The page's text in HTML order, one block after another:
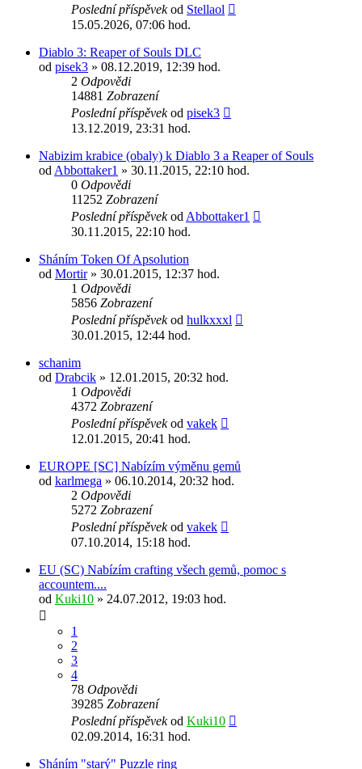
Poslední příspěvekod Stellaol
15.05.2026, 07:06 hod.
Diablo 3: Reaper of Souls DLC
od pisek3 » 08.12.2019, 12:39 hod.
2 Odpovědi
14881 Zobrazení
Poslední příspěvekod pisek3
13.12.2019, 23:31 hod.
Nabizim krabice (obaly) k Diablo 3 a Reaper of Souls
od Abbottaker1 » 30.11.2015, 22:10 hod.
0 Odpovědi
11252 Zobrazení
Poslední příspěvekod Abbottaker1
30.11.2015, 22:10 hod.
Sháním Token Of Apsolution
od Mortir» 30.01.2015, 12:37 hod.
1 Odpovědi
5856 Zobrazení
Poslední příspěvekod hulkxxxl
30.01.2015, 12:44 hod.
schanim
od Drabcik » 12.01.2015, 20:32 hod.
1 Odpovědi
4372 Zobrazení
Poslední příspěvekod vakek
12.01.2015, 20:41 hod.
EUROPE [SC] Nabízím výměnu gemů
od karlmega » 06.10.2014, 20:32 hod.
2 Odpovědi
5272 Zobrazení
Poslední příspěvekod vakek
07.10.2014, 15:18 hod.
EU (SC) Nabízím crafting všech gemů, pomoc s
accountem....
od Kuki10 » 24.07.2012, 19:03 hod.
1
2
3
4
78 Odpovědi
39285 Zobrazení
Poslední příspěvekod Kuki10
02.09.2014, 16:31 hod.
Sháním "starý" Puzzle ring